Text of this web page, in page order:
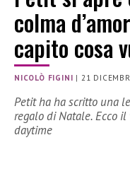
colma
capito cosa
NICOLÒ FIGINI | 21
Petit ha ha scritto una
regalo di Natale. Ecco
daytime